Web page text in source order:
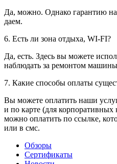
Да, можно. Однако гарантию на
даем.
6. Есть ли зона отдыха, WI-FI?
Да, есть. Здесь вы можете
наблюдать за ремонтом
7. Какие способы оплаты
Вы можете оплатить наши
и по карте (для
можно оплатить по ссылке,
или в смс.
Обзоры
Сертификаты